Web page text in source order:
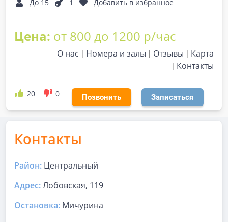
До 15 1 Добавить в избранное
Цена: от 800 до 1200 р/час
О нас Номера и залы Отзывы
Карта
Контакты
20 0 Позвонить Записаться
Контакты
Район: Центральный
Адрес:Лобовская, 119
Остановка: Мичурина